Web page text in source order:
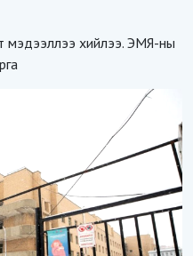
мэдээллээ хийлээ. ЭМЯ-ны